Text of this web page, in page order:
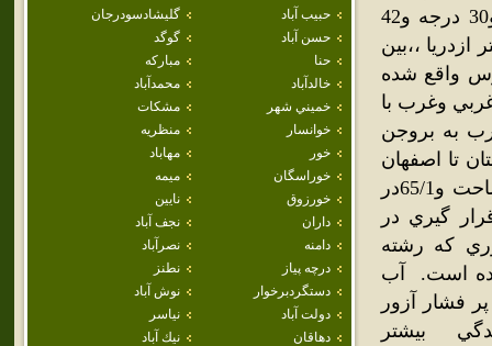
حبيب آباد
گليشادسودرجان
حسن آباد
گوگد
حنا
مباركه
خالدآباد
محمدآباد
خميني شهر
مشكات
خوانسار
منظريه
خور
مهاباد
خوراسگان
ميمه
خورزوق
نايين
داران
نجف آباد
دامنه
نصرآباد
درچه پياز
نطنز
دستگردبرخوار
نوش آباد
دولت آباد
نياسر
دهاقان
نيك آباد